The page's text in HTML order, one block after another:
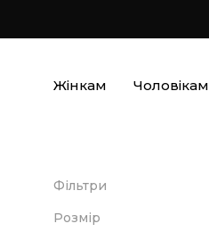
Жінкам Чоловікам
Фільтри
Розмір